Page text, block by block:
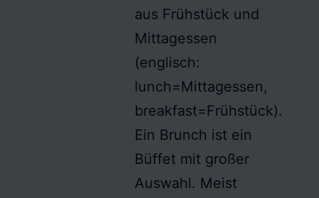
aus Frühstück und
Mittagessen
(englisch:
lunch=Mittagessen,
breakfast=Frühstück).
Ein Brunch ist ein
Büffet mit großer
Auswahl. Meist